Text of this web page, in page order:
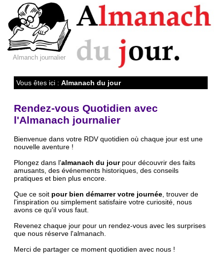
Almanch journalier
Vous êtes ici : Almanach du jour
Rendez-vous Quotidien avec
l'Almanach journalier
Bienvenue dans votre RDV quotidien où chaque jour est une
nouvelle aventure !
Plongez dans l'almanach du jourpour découvrir des faits
amusants, des événements historiques, des conseils
pratiques et bien plus encore.
Que ce soit pour bien démarrer votre journée, trouver de
l'inspiration ou simplement satisfaire votre curiosité, nous
avons ce qu'il vous faut.
Revenez chaque jour pour un rendez-vous avec les surprises
que nous réserve l'almanach.
Merci de partager ce moment quotidien avec nous !